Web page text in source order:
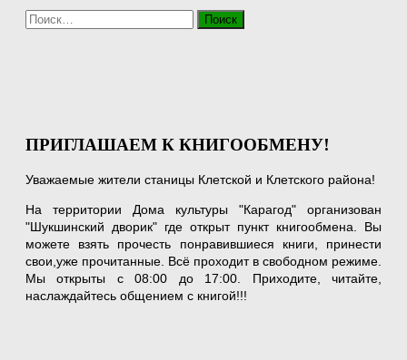
Найти:
ПРИГЛАШАЕМ К КНИГООБМЕНУ!
Уважаемые жители станицы Клетской и Клетского района!
На территории Дома культуры "Карагод" организован
"Шукшинский дворик" где открыт пункт книгообмена. Вы
можете взять прочесть понравившиеся книги, принести
свои,уже прочитанные. Всё проходит в свободном режиме.
Мы открыты с 08:00 до 17:00. Приходите, читайте,
наслаждайтесь общением с книгой!!!